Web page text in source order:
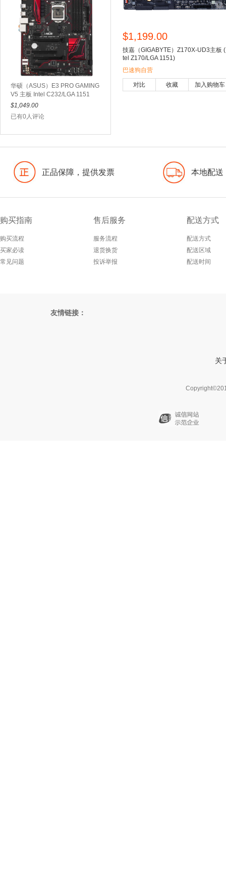
华硕（ASUS）E3 PRO GAMING
V5 主板 Intel C232/LGA 1151
$1,049.00
已有0人评论
$1,199.00
技嘉（GIGABYTE）Z170X-UD3主板
tel Z170/LGA 1151)
巴速狗自营
对比 收藏 加入购物车
正品保障，提供发票 本地配送
购买指南
购买流程
买家必读
常见问题
售后服务
服务流程
退货换货
投诉举报
配送方式
配送方式
配送区域
配送时间
友情链接：
关